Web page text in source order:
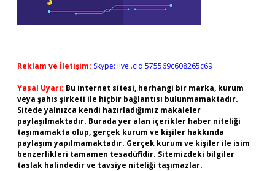
Reklam ve İletişim: Skype: live:.cid.575569c608265c69
Yasal Uyarı: Bu internet sitesi, herhangi bir marka, kurum
veya şahıs şirketi ile hiçbir bağlantısı bulunmamaktadır.
Sitede yalnızca kendi hazırladığımız makaleler
paylaşılmaktadır. Burada yer alan içerikler haber niteliği
taşımamakta olup, gerçek kurum ve kişiler hakkında
paylaşım yapılmamaktadır. Gerçek kurum ve kişiler ile isim
benzerlikleri tamamen tesadüfidir. Sitemizdeki bilgiler
taslak halindedir ve tavsiye niteliği taşımazlar.